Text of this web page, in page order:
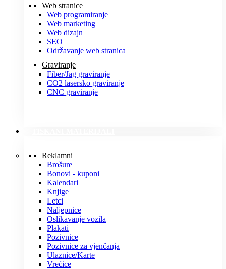
Web stranice
Web programiranje
Web marketing
Web dizajn
SEO
Održavanje web stranica
Graviranje
Fiber/Jag graviranje
CO2 lasersko graviranje
CNC graviranje
Reklamni
Brošure
Bonovi - kuponi
Kalendari
Knjige
Letci
Naljepnice
Oslikavanje vozila
Plakati
Pozivnice
Pozivnice za vjenčanja
Ulaznice/Karte
Vrećice